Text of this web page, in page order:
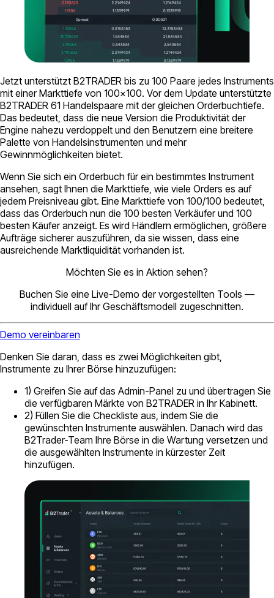
Jetzt unterstützt B2TRADER bis zu 100 Paare jedes Instruments
mit einer Markttiefe von 100×100. Vor dem Update unterstützte
B2TRADER 61 Handelspaare mit der gleichen Orderbuchtiefe.
Das bedeutet, dass die neue Version die Produktivität der
Engine nahezu verdoppelt und den Benutzern eine breitere
Palette von Handelsinstrumenten und mehr
Gewinnmöglichkeiten bietet.
Wenn Sie sich ein Orderbuch für ein bestimmtes Instrument
ansehen, sagt Ihnen die Markttiefe, wie viele Orders es auf
jedem Preisniveau gibt. Eine Markttiefe von 100/100 bedeutet,
dass das Orderbuch nun die 100 besten Verkäufer und 100
besten Käufer anzeigt. Es wird Händlern ermöglichen, größere
Aufträge sicherer auszuführen, da sie wissen, dass eine
ausreichende Marktliquidität vorhanden ist.
Möchten Sie es in Aktion sehen?
Buchen Sie eine Live-Demo der vorgestellten Tools —
individuell auf Ihr Geschäftsmodell zugeschnitten.
Demo vereinbaren
Denken Sie daran, dass es zwei Möglichkeiten gibt,
Instrumente zu Ihrer Börse hinzuzufügen:
1) Greifen Sie auf das Admin-Panel zu und übertragen Sie
die verfügbaren Märkte von B2TRADER in Ihr Kabinett.
2) Füllen Sie die Checkliste aus, indem Sie die
gewünschten Instrumente auswählen. Danach wird das
B2Trader-Team Ihre Börse in die Wartung versetzen und
die ausgewählten Instrumente in kürzester Zeit
hinzufügen.